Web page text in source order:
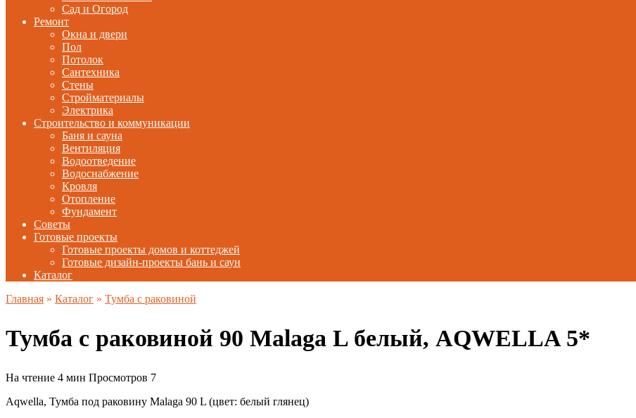
Сад и Огород
Ремонт
Окна и двери
Пол
Потолок
Сантехника
Стены
Стройматериалы
Электрика
Строительство и коммуникации
Баня и сауна
Вентиляция
Водоотведение
Водоснабжение
Кровля
Отопление
Фундамент
Советы
Готовые проекты
Готовые проекты домов и коттеджей
Готовые дизайн-проекты бань и саун
Каталог
Главная » Каталог » Тумба с раковиной
Тумба с раковиной 90 Malaga L белый, AQWELLA 5*
На чтение 4 мин Просмотров 7
Aqwella, Тумба под раковину Malaga 90 L (цвет: белый глянец)